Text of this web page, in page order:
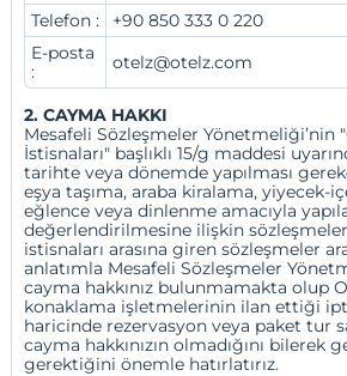
Mediatheek
Veelgestelde vragen
Bedrijfsinformatie
Juridische informatie
Privacybeleid
Ons cookiebeleid
Algemene voorwaarden
Toelichtingstekst
Consumenten Voorafgaande Informatie
Telefon :
+90 850 333 0 220
E-posta
:
otelz@otelz.com
2. CAYMA HAKKI
Mesafeli Sözleşmeler Yönetmeliği’nin
İstisnaları" başlıklı 15/g maddesi
tarihte veya dönemde yapılması
eşya taşıma, araba kiralama, yiyecek-
eğlence veya dinlenme amacıyla
değerlendirilmesine ilişkin
istisnaları arasına giren sözleşmeler
anlatımla Mesafeli Sözleşmeler
cayma hakkınız bulunmamakta olup
konaklama işletmelerinin ilan ettiği
haricinde rezervasyon veya paket tur
cayma hakkınızın olmadığını bilerek
gerektiğini önemle hatırlatırız.